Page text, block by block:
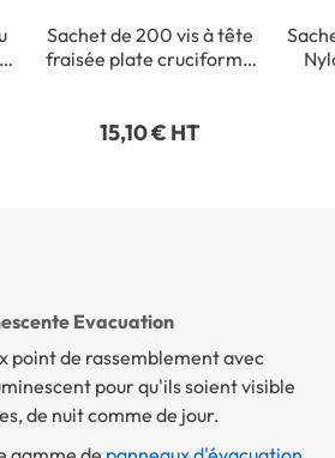
Sachet de 200 vis à tête
fraisée plate cruciforme
15,10 € HT
Evacuation
point de rassemblement avec
pour qu'ils soient visible
de nuit comme de jour.